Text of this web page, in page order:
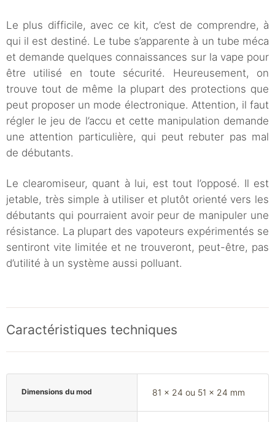
Le plus difficile, avec ce kit, c’est de comprendre, à
qui il est destiné. Le tube s’apparente à un tube méca
et demande quelques connaissances sur la vape pour
être utilisé en toute sécurité. Heureusement, on
trouve tout de même la plupart des protections que
peut proposer un mode électronique. Attention, il faut
régler le jeu de l’accu et cette manipulation demande
une attention particulière, qui peut rebuter pas mal
de débutants.
Le clearomiseur, quant à lui, est tout l’opposé. Il est
jetable, très simple à utiliser et plutôt orienté vers les
débutants qui pourraient avoir peur de manipuler une
résistance. La plupart des vapoteurs expérimentés se
sentiront vite limitée et ne trouveront, peut-être, pas
d’utilité à un système aussi polluant.
Caractéristiques techniques
Dimensions du mod 81 x 24 ou 51 x 24 mm